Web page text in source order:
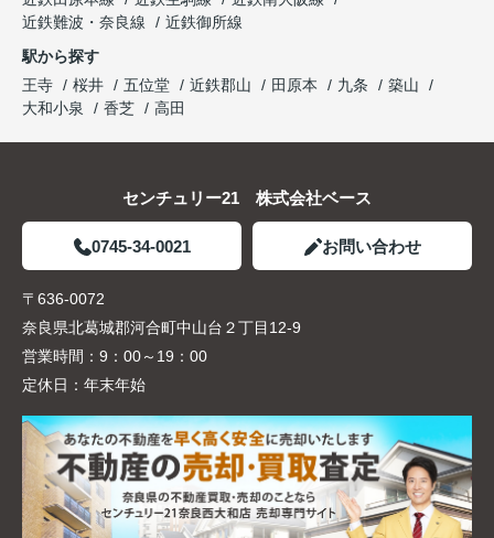
近鉄難波・奈良線
近鉄御所線
駅から探す
王寺
桜井 五位堂 近鉄郡山 田原本 九条
築山
大和小泉
香芝 高田
センチュリー21 株式会社ベース
0745-34-0021 お問い合わせ
〒636-0072
奈良県北葛城郡河合町中山台２丁目12-9
営業時間： 9：00～19：00
定休日： 年末年始